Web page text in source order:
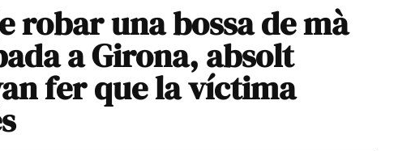
robar una bossa de mà
a Girona, absolt
fer que la víctima